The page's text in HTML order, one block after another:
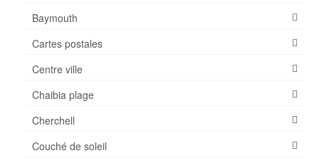
Baymouth
Cartes postales
Centre ville
Chaibia plage
Cherchell
Couché de soleil